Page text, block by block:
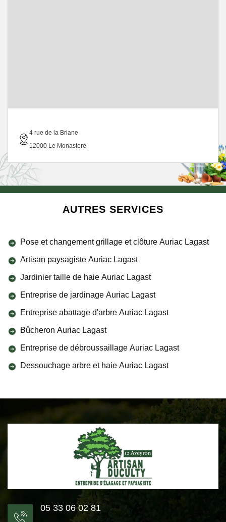
4 rue de la Briane
12000 Le Monastere
AUTRES SERVICES
Pose et changement grillage et clôture Auriac Lagast
Artisan paysagiste Auriac Lagast
Jardinier taille de haie Auriac Lagast
Entreprise de jardinage Auriac Lagast
Entreprise abattage d'arbre Auriac Lagast
Bûcheron Auriac Lagast
Entreprise de débroussaillage Auriac Lagast
Dessouchage arbre et haie Auriac Lagast
05 33 06 02 81